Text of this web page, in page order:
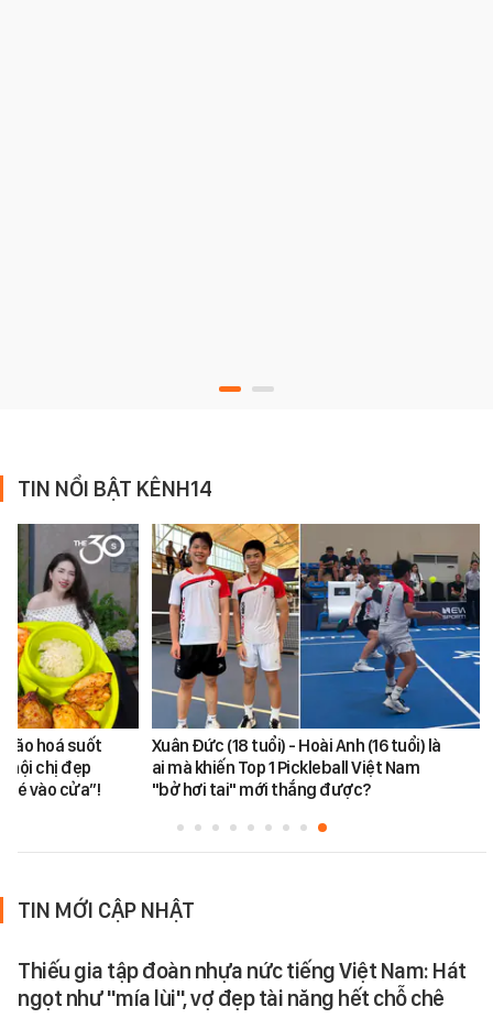
TIN NỔI BẬT KÊNH14
lão hoá suốt
hội chị đẹp
vé vào cửa”!
Xuân Đức (18 tuổi) - Hoài Anh (16 tuổi) là
ai mà khiến Top 1 Pickleball Việt Nam
"bở hơi tai" mới thắng được?
TIN MỚI CẬP NHẬT
Thiếu gia tập đoàn nhựa nức tiếng Việt Nam: Hát
ngọt như "mía lùi", vợ đẹp tài năng hết chỗ chê